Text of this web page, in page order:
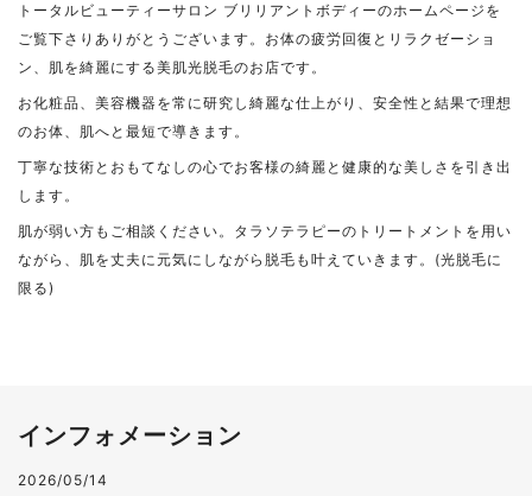
トータルビューティーサロン ブリリアントボディーのホームページを
ご覧下さりありがとうございます。お体の疲労回復とリラクゼーショ
ン、肌を綺麗にする美肌光脱毛のお店です。
お化粧品、美容機器を常に研究し綺麗な仕上がり、安全性と結果で理想
のお体、肌へと最短で導きます。
丁寧な技術とおもてなしの心でお客様の綺麗と健康的な美しさを引き出
します。
肌が弱い方もご相談ください。タラソテラピーのトリートメントを用い
ながら、肌を丈夫に元気にしながら脱毛も叶えていきます。(光脱毛に
限る)
インフォメーション
2026/05/14